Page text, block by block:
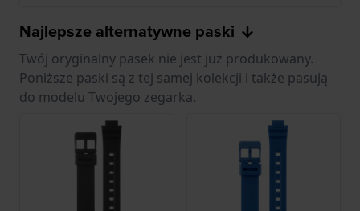
Najlepsze alternatywne paski
Twój oryginalny pasek nie jest już produkowany.
Poniższe paski są z tej samej kolekcji i także pasują
do modelu Twojego zegarka.